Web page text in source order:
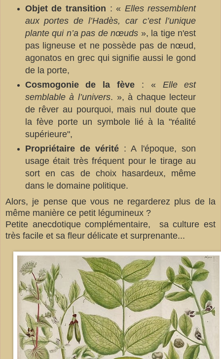
Objet de transition : « Elles ressemblent
aux portes de l’Hadès, car c’est l’unique
plante qui n’a pas de nœuds », la tige n'est
pas ligneuse et ne possède pas de nœud,
agonatos en grec qui signifie aussi le gond
de la porte,
Cosmogonie de la fève : « Elle est
semblable à l’univers. », à chaque lecteur
de rêver au pourquoi, mais nul doute que
la fève porte un symbole lié à la "réalité
supérieure",
Propriétaire de vérité: A l'époque, son
usage était très fréquent pour le tirage au
sort en cas de choix hasardeux, même
dans le domaine politique.
Alors, je pense que vous ne regarderez plus de la
même manière ce petit légumineux ?
Petite anecdotique complémentaire, sa culture est
très facile et sa fleur délicate et surprenante...